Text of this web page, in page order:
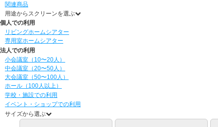
関連商品
用途からスクリーンを選ぶ
個人での利用
リビングホームシアター
専用室ホームシアター
法人での利用
小会議室（10〜20人）
中会議室（20〜50人）
大会議室（50〜100人）
ホール（100人以上）
学校・施設での利用
イベント・ショップでの利用
サイズから選ぶ